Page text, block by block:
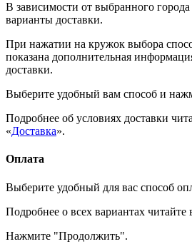
В зависимости от выбранного
варианты доставки.
При нажатии на кружок выбора
показана дополнительная
доставки.
Выберите удобный вам способ и
Подробнее об условиях доставки
«Доставка».
Оплата
Выберите удобный для вас способ
Подробнее о всех вариантах читайте
Нажмите "Продолжить".